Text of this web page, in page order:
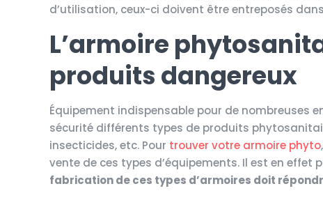
d’utilisation, ceux-ci doivent être entreposés
L’armoire
produits dangereux
Équipement indispensable pour de nombreuses
sécurité différents types de produits
insecticides, etc. Pour trouver votre armoire phyto
vente de ces types d’équipements. Il est en effet
fabrication de ces types d’armoires doit